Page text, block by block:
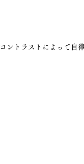
ントラストによって自